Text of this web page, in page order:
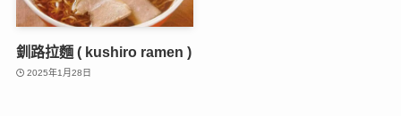
釧路拉麵 ( kushiro ramen )
2025年1月28日